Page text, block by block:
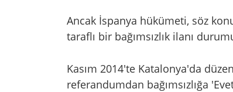
Ancak İspanya hükümeti, söz
taraflı bir bağımsızlık ilanı
Kasım 2014'te Katalonya'da
referandumdan bağımsızlığa